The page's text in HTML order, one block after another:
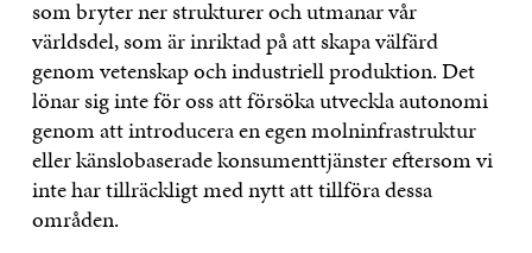
som bryter ner strukturer och utmanar vår
världsdel, som är inriktad på att skapa välfärd
genom vetenskap och industriell produktion. Det
lönar sig inte för oss att försöka utveckla autonomi
genom att introducera en egen molninfrastruktur
eller känslobaserade konsumenttjänster eftersom vi
inte har tillräckligt med nytt att tillföra dessa
områden.